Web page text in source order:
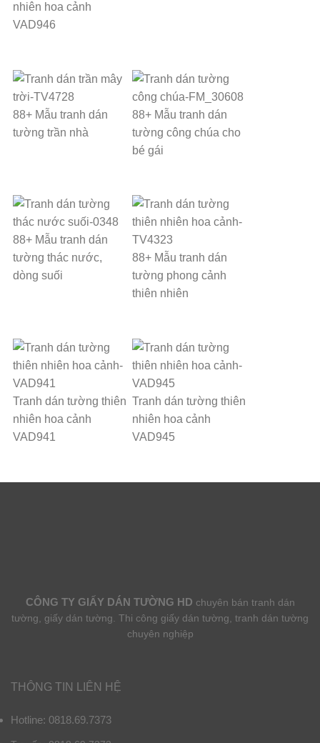
nhiên hoa cảnh
VAD946
88+ Mẫu tranh dán
tường trần nhà
88+ Mẫu tranh dán
tường công chúa cho
bé gái
88+ Mẫu tranh dán
tường thác nước,
dòng suối
88+ Mẫu tranh dán
tường phong cảnh
thiên nhiên
Tranh dán tường thiên
nhiên hoa cảnh
VAD941
Tranh dán tường thiên
nhiên hoa cảnh
VAD945
CÔNG TY GIẤY DÁN TƯỜNG HD chuyên bán tranh dán
tường, giấy dán tường. Thi công giấy dán tường, tranh dán tường
chuyên nghiệp
THÔNG TIN LIÊN HỆ
Hotline: 0818.69.7373